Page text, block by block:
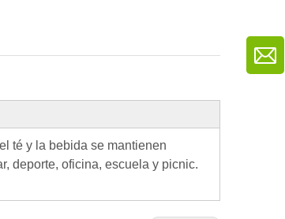
té y la bebida se mantienen
deporte, oficina, escuela y picnic.